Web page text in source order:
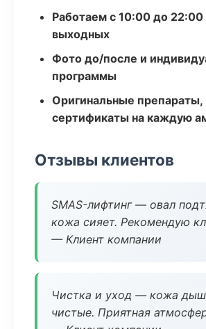
Работаем с 10:00 до 22:00
выходных
Фото до/после и
программы
Оригинальные препараты,
сертификаты на каждую
Отзывы клиентов
SMAS-лифтинг — овал
кожа сияет. Рекомендую
— Клиент компании
Чистка и уход — кожа
чистые. Приятная